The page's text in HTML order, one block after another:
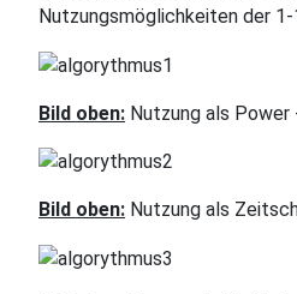
Nutzungsmöglichkeiten der
Bild oben: Nutzung als Power
Bild oben: Nutzung als